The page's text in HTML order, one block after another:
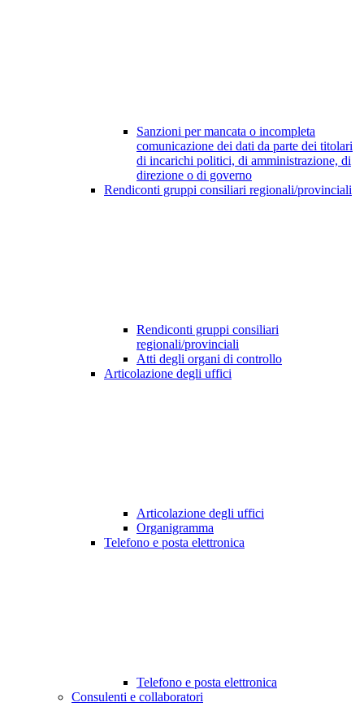
Sanzioni per mancata o incompleta
comunicazione dei dati da parte dei titolari
di incarichi politici, di amministrazione, di
direzione o di governo
Rendiconti gruppi consiliari regionali/provinciali
Rendiconti gruppi consiliari
regionali/provinciali
Atti degli organi di controllo
Articolazione degli uffici
Articolazione degli uffici
Organigramma
Telefono e posta elettronica
Telefono e posta elettronica
Consulenti e collaboratori